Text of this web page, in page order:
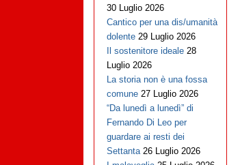
30 Luglio 2026
Cantico per una dis/umanità
dolente 29 Luglio 2026
Il sostenitore ideale 28
Luglio 2026
La storia non è una fossa
comune 27 Luglio 2026
“Da lunedì a lunedì” di
Fernando Di Leo per
guardare ai resti dei
Settanta 26 Luglio 2026